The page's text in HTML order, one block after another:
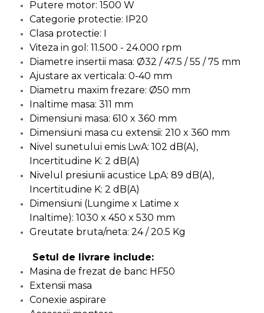
Indoit Tevi
Ciocane Profesionale
Pile Metalice
Clesti
Scule Electrician
Subler
Topoare & Toporisti
Sarpe Desfundat Tevi
Nivele
Ruleta de Masurat
Amortizoare Hidraulice
Dalta si dornuri
Rigla de Masurat Pentru
Scule Unelte Accesorii
Unelte de Zugravit
Roata de Masurat
Putere motor: 1500 W
Categorie protectie: IP20
Clasa protectie: I
Viteza in gol: 11.500 - 24.000 rpm
Diametre insertii masa: Ø32 / 47.5 / 55 / 75 mm
Ajustare ax verticala: 0-40 mm
Diametru maxim frezare: Ø50 mm
Inaltime masa: 311 mm
Dimensiuni masa: 610 x 360 mm
Dimensiuni masa cu extensii: 210 x 360 mm
Nivel sunetului emis LwA: 102 dB(A),
Incertitudine K: 2 dB(A)
Nivelul presiunii acustice LpA: 89 dB(A),
Incertitudine K: 2 dB(A)
Dimensiuni (Lungime x Latime x
Inaltime): 1030 x 450 x 530 mm
Greutate bruta/neta: 24 / 20.5 Kg
Setul de livrare include:
Masina de frezat de banc HF50
Extensii masa
Conexie aspirare